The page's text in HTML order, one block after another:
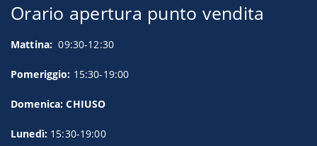
Orario apertura punto vendita
Mattina: 09:30-12:30
Pomeriggio: 15:30-19:00
Domenica: CHIUSO
Lunedì: 15:30-19:00